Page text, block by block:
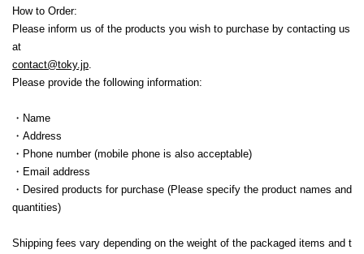
How to Order:
Please inform us of the products you wish to purchase by contacting us
at
contact@toky.jp.
Please provide the following information:
・Name
・Address
・Phone number (mobile phone is also acceptable)
・Email address
・Desired products for purchase (Please specify the product names and
quantities)
Shipping fees vary depending on the weight of the packaged items and t